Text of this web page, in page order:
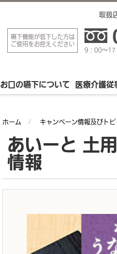
取扱
嚥下機能が低下した方は
ご使用をお控えください
9：00～17
お口の嚥下について 医療介護従
ホーム キャンペーン情報及びトピ
あいーと 土
情報